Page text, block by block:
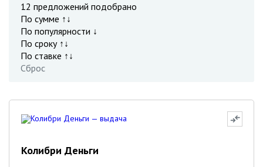
12 предложений подобрано
По сумме ↑↓
По популярности ↓
По сроку ↑↓
По ставке ↑↓
Сброс
Колибри Деньги